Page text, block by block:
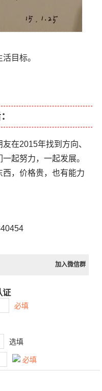
目标。
在2015年找到方向、
起努力，一起发展。
，价格贵，也有能力
加入微信群
证
必填
选填
必填